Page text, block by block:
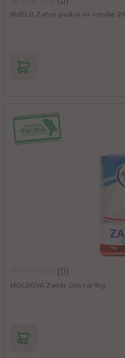
BUELO Zahar pudra cu vanilie
(0)
MOLDOVA Zahăr Cristal 1kg